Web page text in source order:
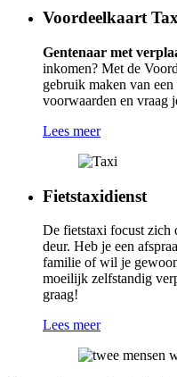
Voordeelkaart
Gentenaar met
inkomen? Met de
gebruik maken van een
voorwaarden en vraag
Lees meer
Fietstaxidienst
De fietstaxi focust zich
deur. Heb je een
familie of wil je
moeilijk zelfstandig
graag!
Lees meer